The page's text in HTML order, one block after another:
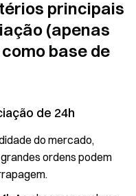
principais
(apenas
base de
de 24h
do mercado,
ordens podem